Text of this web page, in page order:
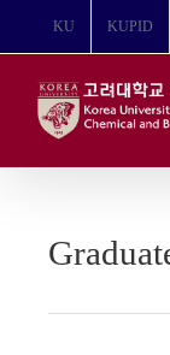
뛰
KU KUPID